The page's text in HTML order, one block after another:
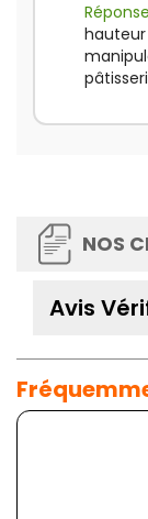
NOS
Avis